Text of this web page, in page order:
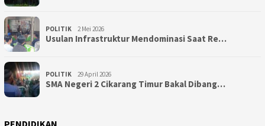
POLITIK 2 Mei 2026
Usulan Infrastruktur Mendominasi Saat Re…
POLITIK 29 April 2026
SMA Negeri 2 Cikarang Timur Bakal Dibang…
PENDIDIKAN